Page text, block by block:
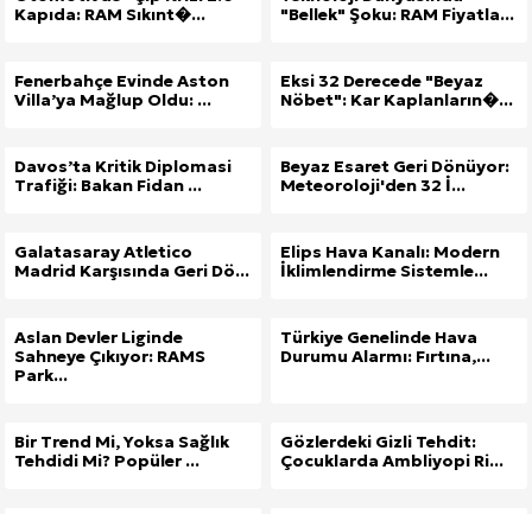
Kapıda: RAM Sıkınt�...
"Bellek" Şoku: RAM Fiyatla...
Fenerbahçe Evinde Aston
Villa’ya Mağlup Oldu: ...
Eksi 32 Derecede "Beyaz
Nöbet": Kar Kaplanların�...
Davos’ta Kritik Diplomasi
Trafiği: Bakan Fidan ...
Beyaz Esaret Geri Dönüyor:
Meteoroloji'den 32 İ...
Galatasaray Atletico
Madrid Karşısında Geri Dö...
Elips Hava Kanalı: Modern
İklimlendirme Sistemle...
Aslan Devler Liginde
Sahneye Çıkıyor: RAMS
Park...
Türkiye Genelinde Hava
Durumu Alarmı: Fırtına,...
Bir Trend Mi, Yoksa Sağlık
Tehdidi Mi? Popüler ...
Gözlerdeki Gizli Tehdit:
Çocuklarda Ambliyopi Ri...